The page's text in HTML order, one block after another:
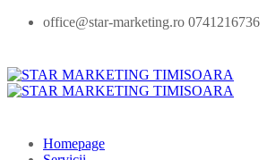
office@star-marketing.ro 0741216736
Homepage